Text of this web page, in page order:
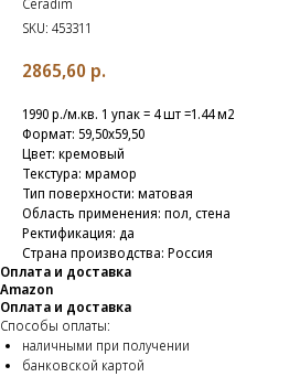
Ceradim
SKU: 453311
2865,60 р.
1990 р./м.кв. 1 упак = 4 шт =1.44 м2
Формат: 59,50x59,50
Цвет: кремовый
Текстура: мрамор
Тип поверхности: матовая
Область применения: пол, стена
Ректификация: да
Страна производства: Россия
Оплата и доставка
Amazon
Оплата и доставка
Способы оплаты:
наличными при получении
банковской картой